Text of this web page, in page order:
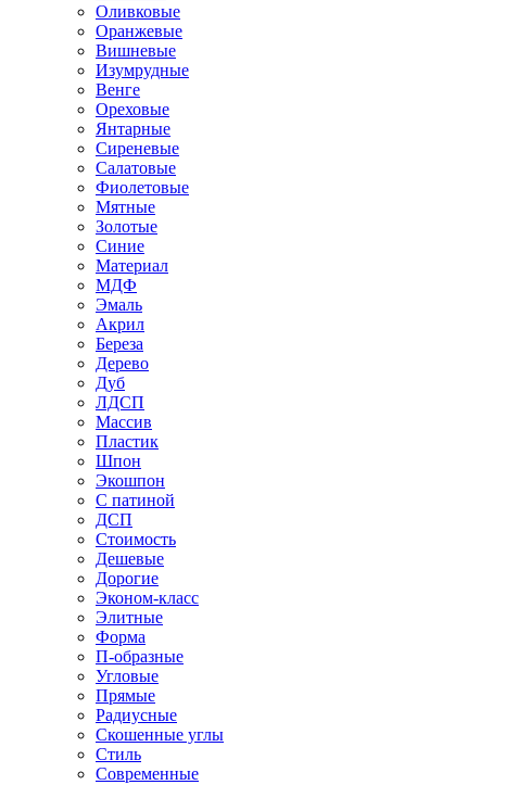
Оливковые
Оранжевые
Вишневые
Изумрудные
Венге
Ореховые
Янтарные
Сиреневые
Салатовые
Фиолетовые
Мятные
Золотые
Синие
Материал
МДФ
Эмаль
Акрил
Береза
Дерево
Дуб
ЛДСП
Массив
Пластик
Шпон
Экошпон
С патиной
ДСП
Стоимость
Дешевые
Дорогие
Эконом-класс
Элитные
Форма
П-образные
Угловые
Прямые
Радиусные
Скошенные углы
Стиль
Современные